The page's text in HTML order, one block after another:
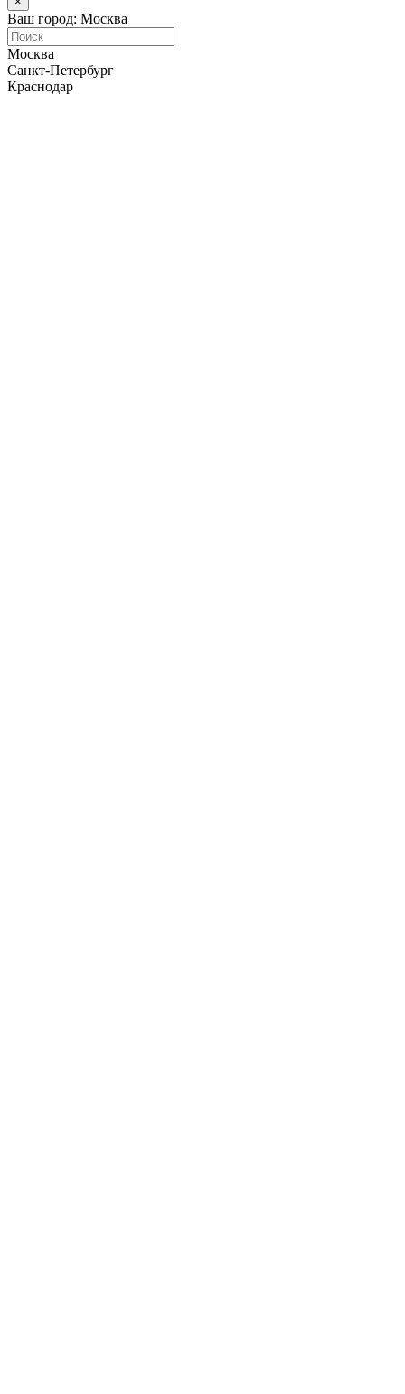
Ваш город: Москва
Москва
Санкт-Петербург
Краснодар